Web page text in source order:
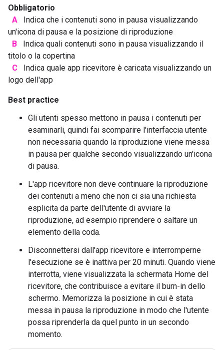
Obbligatorio
A
Indica che i contenuti sono in pausa visualizzando
un'icona di pausa e la posizione di riproduzione
B
Indica quali contenuti sono in pausa visualizzando il
titolo o la copertina
C
Indica quale app ricevitore è caricata visualizzando un
logo dell'app
Best practice
Gli utenti spesso mettono in pausa i contenuti per
esaminarli, quindi fai scomparire l'interfaccia utente
non necessaria quando la riproduzione viene messa
in pausa per qualche secondo visualizzando un'icona
di pausa.
L'app ricevitore non deve continuare la riproduzione
dei contenuti a meno che non ci sia una richiesta
esplicita da parte dell'utente di avviare la
riproduzione, ad esempio riprendere o saltare un
elemento della coda.
Disconnettersi dall'app ricevitore e interromperne
l'esecuzione se è inattiva per 20 minuti. Quando viene
interrotta, viene visualizzata la schermata Home del
ricevitore, che contribuisce a evitare il burn-in dello
schermo. Memorizza la posizione in cui è stata
messa in pausa la riproduzione in modo che l'utente
possa riprenderla da quel punto in un secondo
momento.